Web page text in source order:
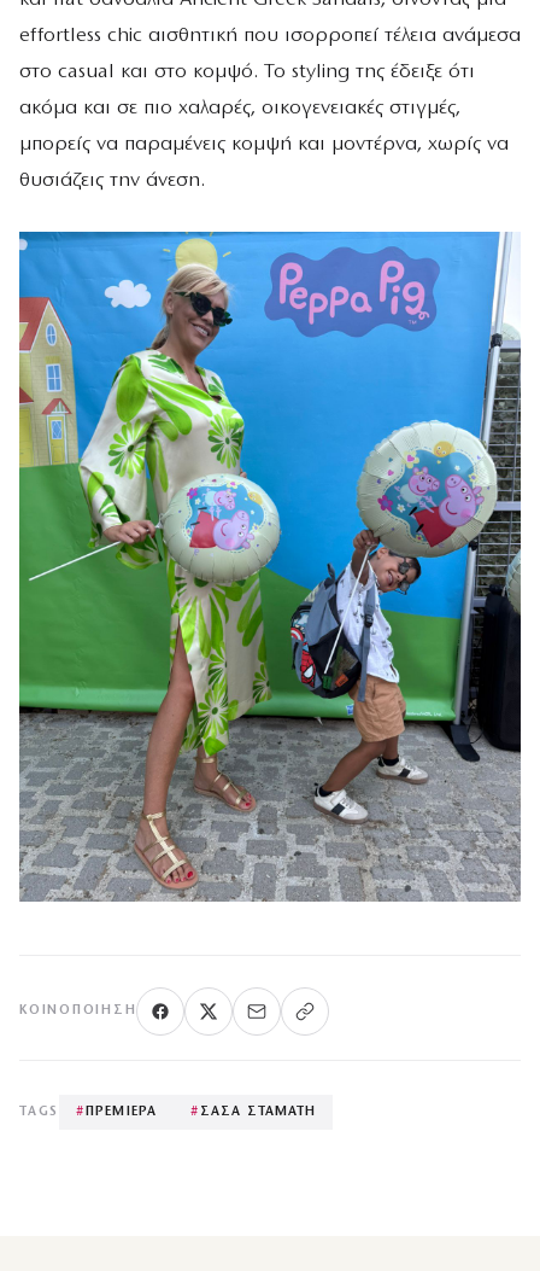
effortless chic αισθητική που ισορροπεί τέλεια ανάμεσα
στο casual και στο κομψό. Το styling της έδειξε ότι
ακόμα και σε πιο χαλαρές, οικογενειακές στιγμές,
μπορείς να παραμένεις κομψή και μοντέρνα, χωρίς να
θυσιάζεις την άνεση.
ΚΟΙΝΟΠΟΊΗΣΗ
TAGS # ΠΡΕΜΙΕΡΑ # ΣΑΣΑ ΣΤΑΜΑΤΗ